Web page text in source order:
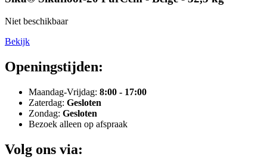
Niet beschikbaar
Bekijk
Openingstijden:
Maandag-Vrijdag: 8:00 - 17:00
Zaterdag: Gesloten
Zondag: Gesloten
Bezoek alleen op afspraak
Volg ons via: